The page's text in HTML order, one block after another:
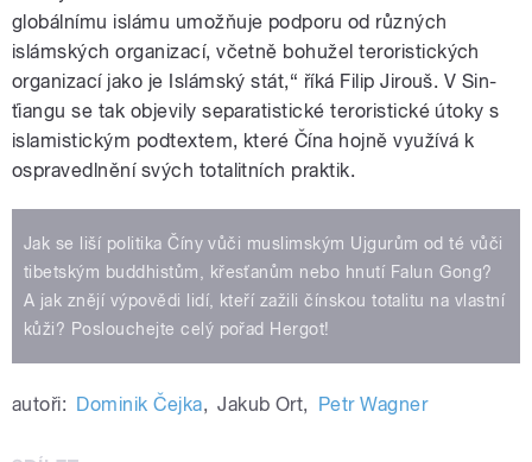
globálnímu islámu umožňuje podporu od různých
islámských organizací, včetně bohužel teroristických
organizací jako je Islámský stát,“ říká Filip Jirouš. V Sin-
ťiangu se tak objevily separatistické teroristické útoky s
islamistickým podtextem, které Čína hojně využívá k
ospravedlnění svých totalitních praktik.
Jak se liší politika Číny vůči muslimským Ujgurům od té vůči
tibetským buddhistům, křesťanům nebo hnutí Falun Gong?
A jak znějí výpovědi lidí, kteří zažili čínskou totalitu na vlastní
kůži? Poslouchejte celý pořad Hergot!
autoři: Dominik Čejka, Jakub Ort, Petr Wagner